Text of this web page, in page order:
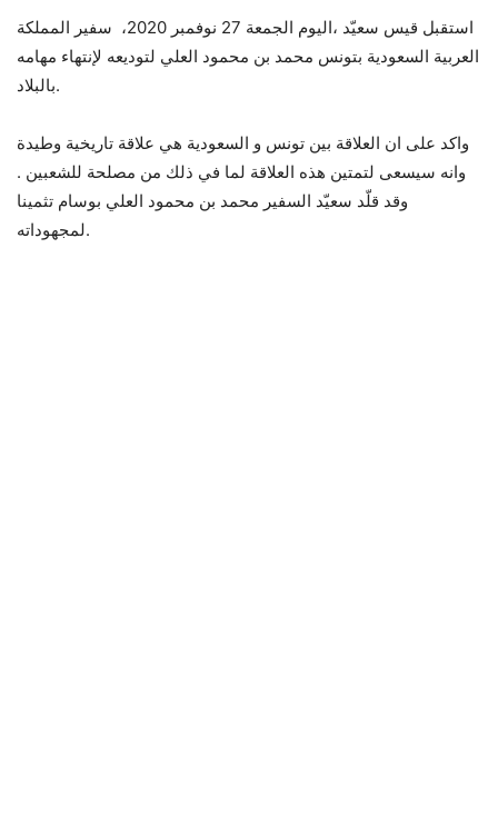
استقبل قيس سعيّد ،اليوم الجمعة 27 نوفمبر 2020، سفير المملكة
العربية السعودية بتونس محمد بن محمود العلي لتوديعه لإنتهاء مهامه
بالبلاد.
واكد على ان العلاقة بين تونس و السعودية هي علاقة تاريخية وطيدة
وانه سيسعى لتمتين هذه العلاقة لما في ذلك من مصلحة للشعبين .
وقد قلّد سعيّد السفير محمد بن محمود العلي بوسام تثمينا
لمجهوداته.